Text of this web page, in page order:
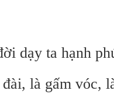
dạy ta hạnh
là gấm vóc,